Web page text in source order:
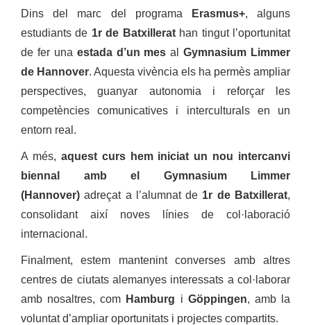
Dins del marc del programa Erasmus+, alguns
estudiants de 1r de Batxillerathan tingut l’oportunitat
de fer una estada d’un mes alGymnasium Limmer
de Hannover. Aquesta vivència els ha permès ampliar
perspectives, guanyar autonomia i reforçar les
competències comunicatives i interculturals en un
entorn real.
A més, aquest curs hem iniciat un nou intercanvi
biennal amb el Gymnasium Limmer
(Hannover) adreçat a l’alumnat de 1r de Batxillerat,
consolidant així noves línies de col·laboració
internacional.
Finalment, estem mantenint converses amb altres
centres de ciutats alemanyes interessats a col·laborar
amb nosaltres, com Hamburg i Göppingen, amb la
voluntat d’ampliar oportunitats i projectes compartits.